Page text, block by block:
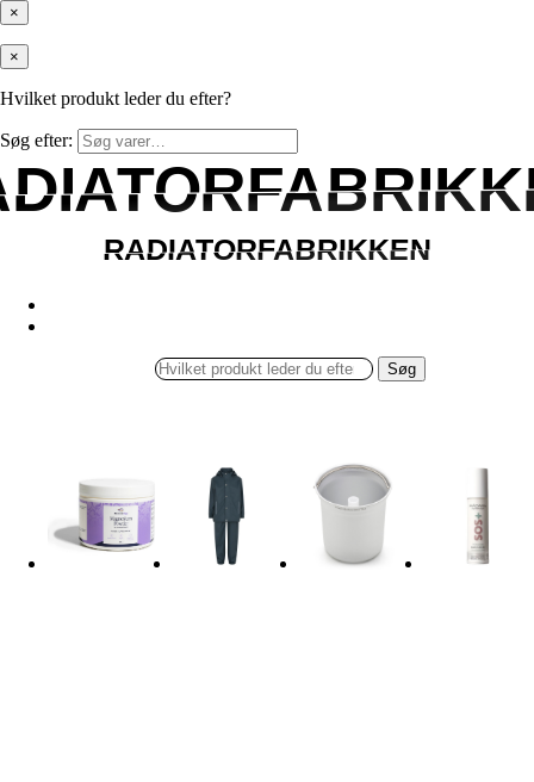
×
×
Hvilket produkt leder du efter?
Søg efter:
RADIATORFABRIKKEN
RADIATORFABRIKKEN
Søg